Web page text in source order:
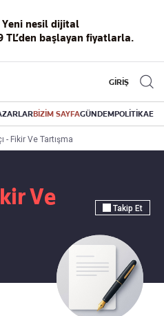
Yeni nesil dijital
TL’den başlayan fiyatlarla.
GİRİŞ
BİZİM SAYFAGÜNDEMPOLİTİKA
- Fikir Ve Tartışma
Ve
Takip Et